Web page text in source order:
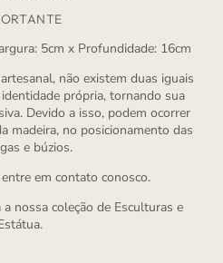
5cm x Profundidade: 16cm
não existem duas iguais
própria, tornando sua
Devido a isso, podem ocorrer
madeira, no posicionamento das
e búzios.
em contato conosco.
nossa coleção de Esculturas e